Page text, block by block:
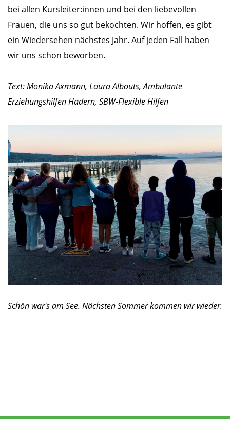
bei allen Kursleiter:innen und bei den liebevollen
Frauen, die uns so gut bekochten. Wir hoffen, es gibt
ein Wiedersehen nächstes Jahr. Auf jeden Fall haben
wir uns schon beworben.
Text: Monika Axmann, Laura Albouts, Ambulante
Erziehungshilfen Hadern, SBW-Flexible Hilfen
Schön war's am See. Nächsten Sommer kommen wir wieder.